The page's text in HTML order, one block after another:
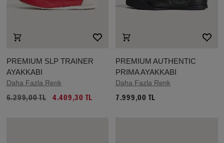
PREMIUM SLP TRAINER
AYAKKABI
Daha Fazla Renk
6.299,00 TL 4.409,30 TL
PREMIUM AUTHENTIC
PRIMA AYAKKABI
Daha Fazla Renk
7.999,00 TL